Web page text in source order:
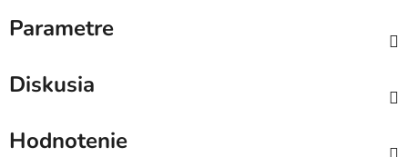
Parametre
Diskusia
Hodnotenie